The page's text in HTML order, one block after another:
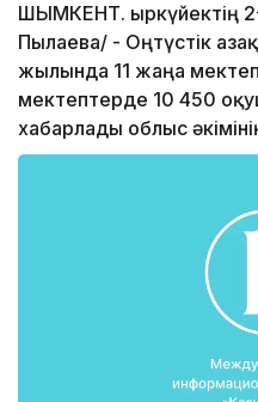
ШЫМКЕНТ. Қыркүйектің 2-
Пылаева/ - Оңтүстік
жылында 11 жаңа
мектептерде 10 450
хабарлады облыс